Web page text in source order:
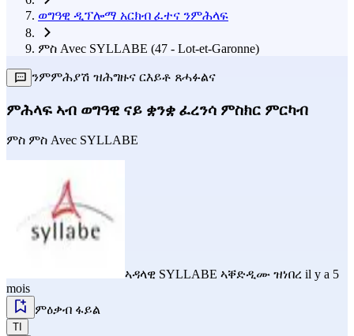
ወግዓዊ ዲፕሎማ አርክብ ፈተና ንምሕላፍ
ምስ Avec SYLLABE (47 - Lot-et-Garonne)
ንምምሕያሽ ዝሕግዙና ርእይቶ ጸሓፉልና
ምሕላፍ ኣብ ወግዓዊ ናይ ቋንቋ ፈረንሳ ምስክር ምርካብ
ምስ ምስ Avec SYLLABE
ኣዳላዊ SYLLABE ኣቐድዲሙ ዝነበረ il y a 5
mois
ምዕቃብ ፋይል
TI